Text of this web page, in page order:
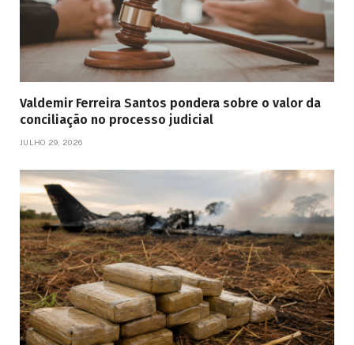
Valdemir Ferreira Santos pondera sobre o valor da
conciliação no processo judicial
JULHO 29, 2026